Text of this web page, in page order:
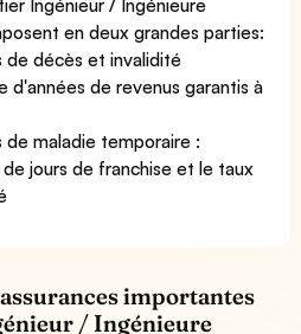
en deux grandes parties:
de décès et invalidité
d'années de revenus garantis à
de maladie temporaire :
jours de franchise et le taux
importantes
/ Ingénieure